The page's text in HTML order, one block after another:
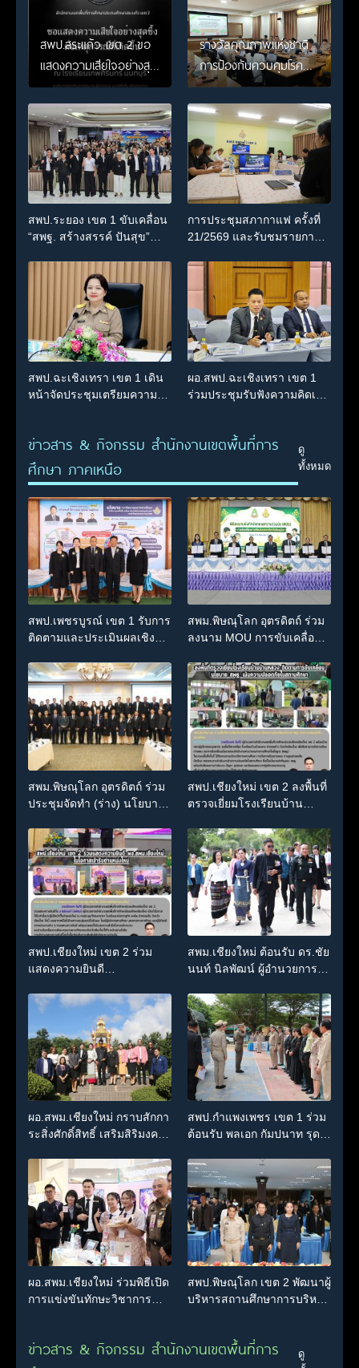
สพป.สระแก้ว เขต 2 ขอ
แสดงความเสียใจอย่างสุด
ซึ้ง 7 สิงหาคม 2569
รางวัลคุณภาพแห่งชาติ
การป้องกันควบคุมโรค
และภัยสุขภาพ
อ.อรัญประเทศ
สพป.ระยอง เขต 1 ขับเคลื่อน
“สพฐ. สร้างสรรค์ ปันสุข”
ศึกษาปลอดภัยจากยาเสพติด
การประชุมสภากาแฟ ครั้งที่
21/2569 และรับชมรายการ
30/2569
สพป.ฉะเชิงเทรา เขต 1 เดิน
หน้าจัดประชุมเตรียมความ
บริหารงานตามหลักธรรมาภิ
บาล
ผอ.สพป.ฉะเชิงเทรา เขต 1
ร่วมประชุมรับฟังความคิดเห็น
วิชาการระดับประเทศ
ข่าวสาร & กิจกรรม สำนักงานเขตพื้นที่การ
ศึกษา ภาคเหนือ
ดู
ทั้งหมด
สพป.เพชรบูรณ์ เขต 1 รับการ
ติดตามและประเมินผลเชิง
ต้นแบบ” ระดับประเทศ รุ่นที่
3 ประจำปีงบประมาณ พ.ศ.
2569
สพม.พิษณุโลก อุตรดิตถ์ ร่วม
ลงนาม MOU การขับเคลื่อน
พิษณุโลก
สพม.พิษณุโลก อุตรดิตถ์ ร่วม
ประชุมจัดทำ (ร่าง) นโยบาย
นักเรียน สังกัด สพฐ. ปีการ
ศึกษา 2570
สพป.เชียงใหม่ เขต 2 ลงพื้นที่
ตรวจเยี่ยมโรงเรียนบ้าน
เคลื่อนนโยบาย สพฐ. เน้น
ความปลอดภัยในสถานศึกษา
สพป.เชียงใหม่ เขต 2 ร่วม
แสดงความยินดี
เข้ารับตำแหน่งใหม่
สพม.เชียงใหม่ ต้อนรับ ดร.ชัย
นนท์ นิลพัฒน์ ผู้อำนวยการ
มัธยมศึกษาเชียงใหม่ ใน
โอกาสเข้ารับตำแหน่ง
ผอ.สพม.เชียงใหม่ กราบสักกา
ระสิ่งศักดิ์สิทธิ์ เสริมสิริมงคล
ทางการ
สพป.กำแพงเพชร เขต 1 ร่วม
ต้อนรับ พลเอก กัมปนาท รุด
เยี่ยม และรับฟังผลการดำเนิน
งานโรงเรียนในโครงการ
กองทุนการศึกษา พื้นที่จังหวัด
กำแพงเพชร
ผอ.สพม.เชียงใหม่ ร่วมพิธีเปิด
การแข่งขันทักษะวิชาการ
ปี 2569
สพป.พิษณุโลก เขต 2 พัฒนาผู้
บริหารสถานศึกษาการบริหาร
ข่าวสาร & กิจกรรม สำนักงานเขตพื้นที่การ
ดู